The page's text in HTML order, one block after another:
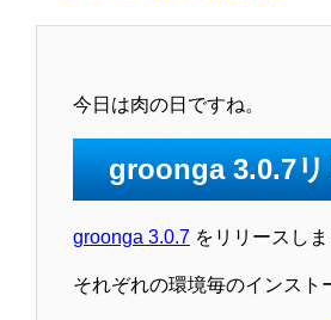
今日は肉の日ですね。
groonga 3.0.7
groonga 3.0.7 をリリースしま
それぞれの環境毎のインスト